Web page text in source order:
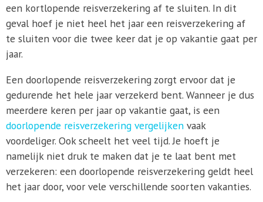
een kortlopende reisverzekering af te sluiten. In dit
geval hoef je niet heel het jaar een reisverzekering af
te sluiten voor die twee keer dat je op vakantie gaat per
jaar.
Een doorlopende reisverzekering zorgt ervoor dat je
gedurende het hele jaar verzekerd bent. Wanneer je dus
meerdere keren per jaar op vakantie gaat, is een
doorlopende reisverzekering vergelijkenvaak
voordeliger. Ook scheelt het veel tijd. Je hoeft je
namelijk niet druk te maken dat je te laat bent met
verzekeren: een doorlopende reisverzekering geldt heel
het jaar door, voor vele verschillende soorten vakanties.